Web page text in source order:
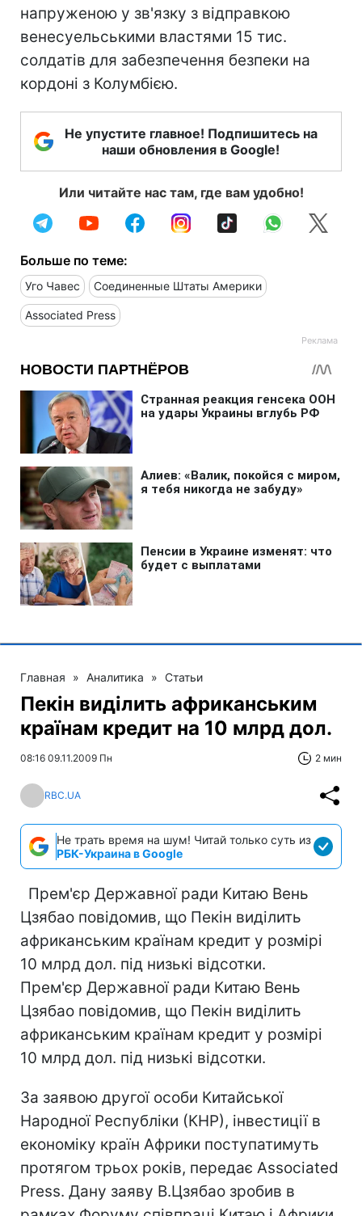
напруженою у зв'язку з відправкою
венесуельськими властями 15 тис.
солдатів для забезпечення безпеки на
кордоні з Колумбією.
Не упустите главное! Подпишитесь на
наши обновления в Google!
Или читайте нас там, где вам удобно!
Больше по теме:
Уго Чавес Соединенные Штаты Америки
Associated Press
Главная » Аналитика » Статьи
Пекін виділить африканським
країнам кредит на 10 млрд дол.
08:16 09.11.2009 Пн 2 мин
RBC.UA
Не трать время на шум! Читай только суть из
РБК-Украина в Google
Прем'єр Державної ради Китаю Вень
Цзябао повідомив, що Пекін виділить
африканським країнам кредит у розмірі
10 млрд дол. під низькі відсотки.
Прем'єр Державної ради Китаю Вень
Цзябао повідомив, що Пекін виділить
африканським країнам кредит у розмірі
10 млрд дол. під низькі відсотки.
За заявою другої особи Китайської
Народної Республіки (КНР), інвестиції в
економіку країн Африки поступатимуть
протягом трьох років, передає Associated
Press. Дану заяву В.Цзябао зробив в